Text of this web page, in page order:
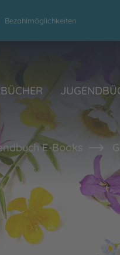
Bezahlmöglichkeiten
E-Books